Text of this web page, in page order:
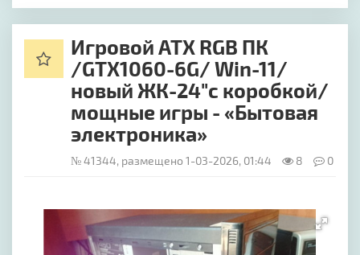
Игровой ATX RGB ПК
/GTX1060-6G/ Win-11/
новый ЖК-24"с коробкой/
мощные игры - «Бытовая
электроника»
№ 41344, размещено 1-03-2026, 01:44 8 0